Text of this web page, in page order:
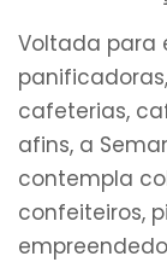
Voltada para
cafeterias,
afins, a
contempla
confeiteiros,